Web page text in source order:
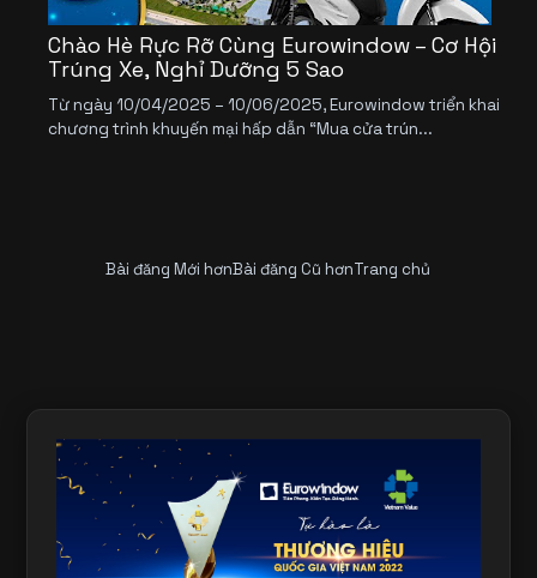
Chào Hè Rực Rỡ Cùng Eurowindow – Cơ Hội
Trúng Xe, Nghỉ Dưỡng 5 Sao
Từ ngày 10/04/2025 – 10/06/2025, Eurowindow triển khai
chương trình khuyến mại hấp dẫn “Mua cửa trún...
Bài đăng Mới hơnBài đăng Cũ hơnTrang chủ